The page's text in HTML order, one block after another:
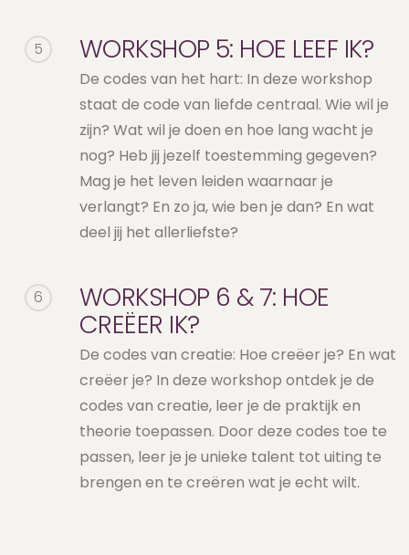
5 WORKSHOP 5: HOE LEEF IK?
De codes van het hart: In deze workshop
staat de code van liefde centraal. Wie wil je
zijn? Wat wil je doen en hoe lang wacht je
nog? Heb jij jezelf toestemming gegeven?
Mag je het leven leiden waarnaar je
verlangt? En zo ja, wie ben je dan? En wat
deel jij het allerliefste?
6
WORKSHOP 6 & 7: HOE
CREËER IK?
De codes van creatie: Hoe creëer je? En wat
creëer je? In deze workshop ontdek je de
codes van creatie, leer je de praktijk en
theorie toepassen. Door deze codes toe te
passen, leer je je unieke talent tot uiting te
brengen en te creëren wat je echt wilt.